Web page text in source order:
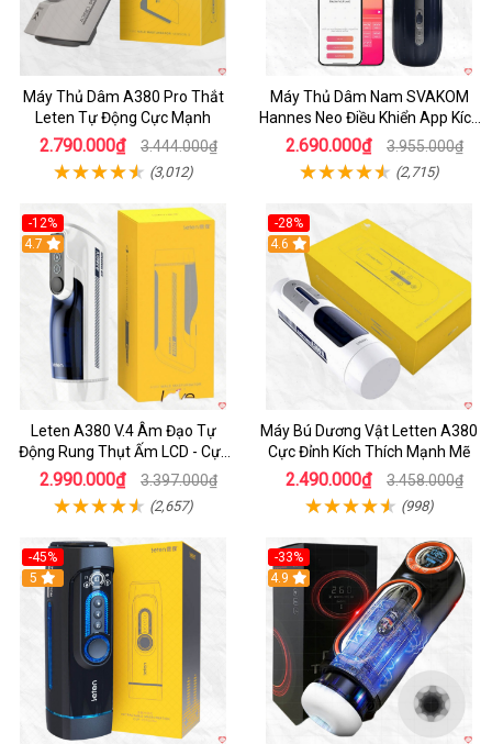
Máy Thủ Dâm A380 Pro Thắt
Leten Tự Động Cực Mạnh
2.790.000₫ 3.444.000₫
(3,012)
Máy Thủ Dâm Nam SVAKOM
Hannes Neo Điều Khiển App Kích
Thích
2.690.000₫ 3.955.000₫
(2,715)
-12%
Hot
4.7
Leten A380 V.4 Âm Đạo Tự
Động Rung Thụt Ấm LCD - Cực
Phê
2.990.000₫ 3.397.000₫
(2,657)
-28%
Hot
4.6
Máy Bú Dương Vật Letten A380
Cực Đỉnh Kích Thích Mạnh Mẽ
2.490.000₫ 3.458.000₫
(998)
-45%
Hot
5
-33%
Hot
4.9